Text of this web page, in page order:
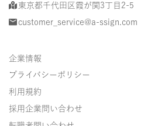
東京都千代田区霞が関3丁目2-5
customer_service@a-ssign.com
企業情報
プライバシーポリシー
利用規約
採用企業問い合わせ